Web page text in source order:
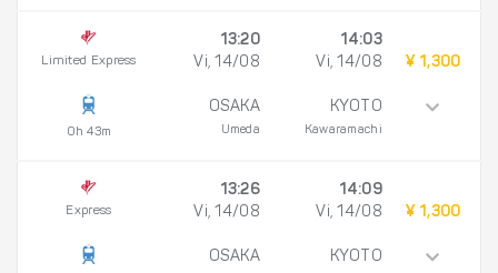
Limited Express
0h 43m
13:20
Vi, 14/08
OSAKA
Umeda
14:03
Vi, 14/08
KYOTO
Kawaramachi
¥ 1,300
Express
13:26
Vi, 14/08
OSAKA
14:09
Vi, 14/08
KYOTO
¥ 1,300